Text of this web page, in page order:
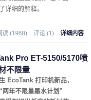
详细的解释。
读 (1968) 评论 (1) 详细内容
Pro ET-5150/5170喷
不限量
EcoTank 打印机新品，
年不限量墨水计划”